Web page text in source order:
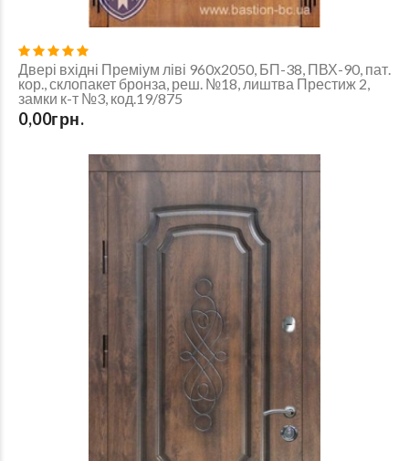
Двері вхідні Преміум ліві 960х2050, БП-38, ПВХ-90, пат.
кор., склопакет бронза, реш. №18, лиштва Престиж 2,
замки к-т №3, код.19/875
0,00грн.